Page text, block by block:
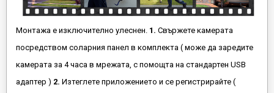
Монтажа е изключително улеснен. 1. Свържете камерата
посредством соларния панел в комплекта ( може да заредите
камерата за 4 часа в мрежата, с помощта на стандартен USB
адаптер ) 2. Изтеглете приложението и се регистрирайте (